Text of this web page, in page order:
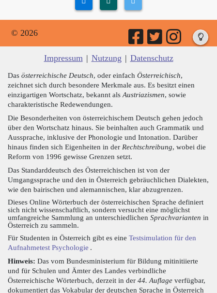
© 2026
Impressum | Nutzung | Datenschutz
Das österreichische Deutsch, oder einfach Österreichisch,
zeichnet sich durch besondere Merkmale aus. Es besitzt einen
einzigartigen Wortschatz, bekannt als Austriazismen, sowie
charakteristische Redewendungen.
Die Besonderheiten von österreichischem Deutsch gehen jedoch
über den Wortschatz hinaus. Sie beinhalten auch Grammatik und
Aussprache, inklusive der Phonologie und Intonation. Darüber
hinaus finden sich Eigenheiten in der Rechtschreibung, wobei die
Reform von 1996 gewisse Grenzen setzt.
Das Standarddeutsch des Österreichischen ist von der
Umgangssprache und den in Österreich gebräuchlichen Dialekten,
wie den bairischen und alemannischen, klar abzugrenzen.
Dieses Online Wörterbuch der österreichischen Sprache definiert
sich nicht wissenschaftlich, sondern versucht eine möglichst
umfangreiche Sammlung an unterschiedlichen Sprachvarianten in
Österreich zu sammeln.
Für Studenten in Österreich gibt es eine Testsimulation für den
Aufnahmetest Psychologie .
Hinweis: Das vom Bundesministerium für Bildung mitinitiierte
und für Schulen und Ämter des Landes verbindliche
Österreichische Wörterbuch, derzeit in der 44. Auflage verfügbar,
dokumentiert das Vokabular der deutschen Sprache in Österreich